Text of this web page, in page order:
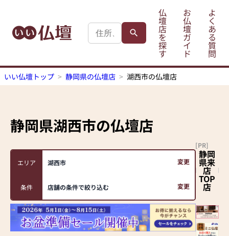
仏
壇
店
を
探
す
お
仏
壇
ガ
イ
ド
よ
く
あ
る
質
問
いい仏壇トップ 静岡県の仏壇店 湖西市の仏壇店
静岡県湖西市の仏壇店
エリア 湖西市 変更
条件 店舗の条件で絞り込む 変更
静岡
県来
店
TOP
店
[PR]